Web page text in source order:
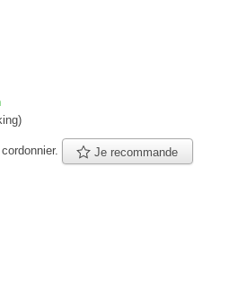
Je recommande